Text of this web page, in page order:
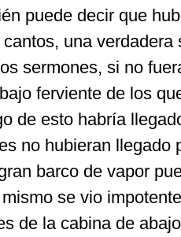
puede decir que
una verdadera
sermones, si no
ferviente de los
de esto habría
no hubieran llegado
barco de vapor
se vio
de la cabina de